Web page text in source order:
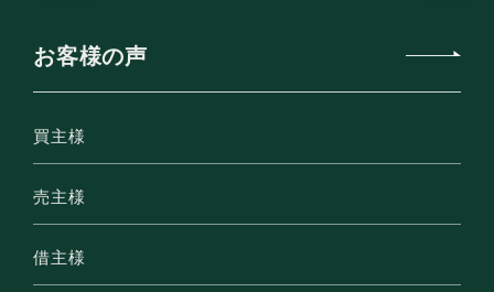
お客様の声
買主様
売主様
借主様